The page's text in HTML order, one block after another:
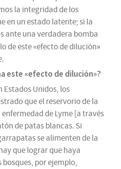
la integridad de los
en un estado latente; si la
ante una verdadera bomba
de este «efecto de dilución»
este «efecto de dilución»?
Estados Unidos, los
que el reservorio de la
de Lyme [a través
de patas blancas. Si
se alimenten de la
que lograr que haya
por ejemplo,